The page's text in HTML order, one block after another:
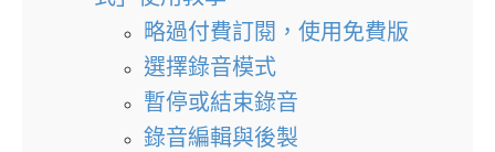
略過付費訂閱，使用免費版
選擇錄音模式
暫停或結束錄音
錄音編輯與後製